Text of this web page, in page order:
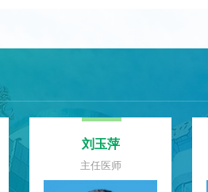
龙武彬
主任医师